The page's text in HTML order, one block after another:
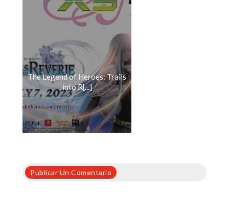
The Legend of Heroes: Trails
into R[...]
Publicar Un Comentario